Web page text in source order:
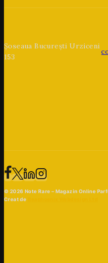
Șoseaua București Urziceni
153
© 2026 Note Rare – Magazin Online
Creat de